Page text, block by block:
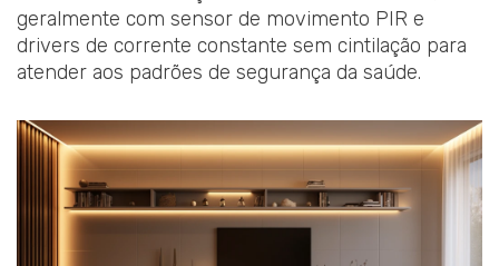
geralmente com sensor de movimento PIR e
drivers de corrente constante sem cintilação para
atender aos padrões de segurança da saúde.